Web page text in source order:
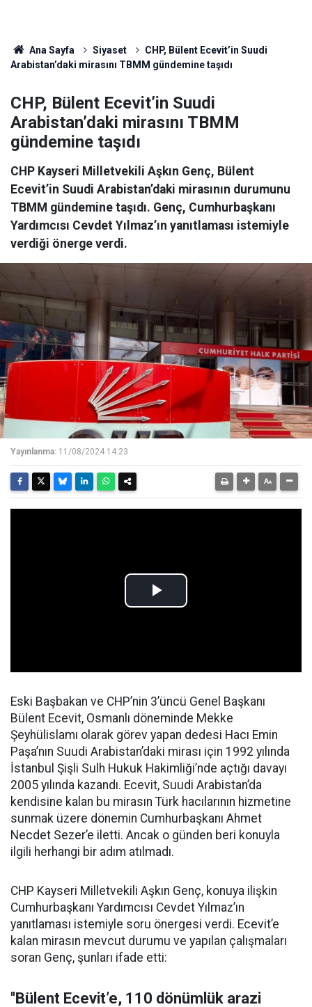
Ana Sayfa Siyaset
CHP, Bülent Ecevit’in Suudi
Arabistan’daki mirasını TBMM gündemine taşıdı
CHP, Bülent Ecevit’in Suudi
Arabistan’daki mirasını TBMM
gündemine taşıdı
CHP Kayseri Milletvekili Aşkın Genç, Bülent
Ecevit’in Suudi Arabistan’daki mirasının durumunu
TBMM gündemine taşıdı. Genç, Cumhurbaşkanı
Yardımcısı Cevdet Yılmaz’ın yanıtlaması istemiyle
verdiği önerge verdi.
Yayınlanma: 11/08/2024 14:23
Eski Başbakan ve CHP’nin 3’üncü Genel Başkanı
Bülent Ecevit, Osmanlı döneminde Mekke
Şeyhülislamı olarak görev yapan dedesi Hacı Emin
Paşa’nın Suudi Arabistan’daki mirası için 1992 yılında
İstanbul Şişli Sulh Hukuk Hakimliği’nde açtığı davayı
2005 yılında kazandı. Ecevit, Suudi Arabistan’da
kendisine kalan bu mirasın Türk hacılarının hizmetine
sunmak üzere dönemin Cumhurbaşkanı Ahmet
Necdet Sezer’e iletti. Ancak o günden beri konuyla
ilgili herhangi bir adım atılmadı.
CHP Kayseri Milletvekili Aşkın Genç, konuya ilişkin
Cumhurbaşkanı Yardımcısı Cevdet Yılmaz’ın
yanıtlaması istemiyle soru önergesi verdi. Ecevit’e
kalan mirasın mevcut durumu ve yapılan çalışmaları
soran Genç, şunları ifade etti:
''Bülent Ecevit’e, 110 dönümlük arazi